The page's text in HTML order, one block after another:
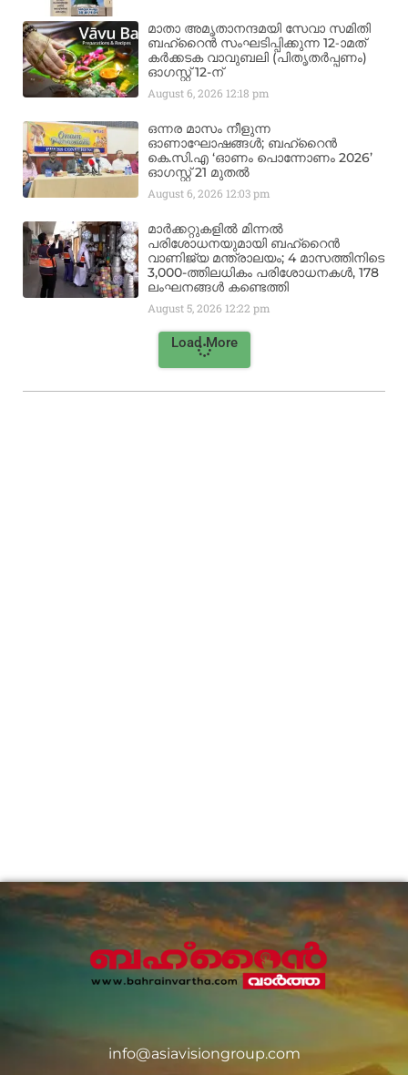
മാതാ അമൃതാനന്ദമയി സേവാ സമിതി
ബഹ്‌റൈൻ സംഘടിപ്പിക്കുന്ന 12-ാമത്
കർക്കടക വാവുബലി (പിതൃതർപ്പണം)
ഓഗസ്റ്റ് 12-ന്
August 6, 2026 12:18 pm
ഒന്നര മാസം നീളുന്ന
ഓണാഘോഷങ്ങൾ; ബഹ്‌റൈൻ
കെ.സി.എ ‘ഓണം പൊന്നോണം 2026’
ഓഗസ്റ്റ് 21 മുതൽ
August 6, 2026 12:03 pm
മാർക്കറ്റുകളിൽ മിന്നൽ
പരിശോധനയുമായി ബഹ്‌റൈൻ
വാണിജ്യ മന്ത്രാലയം; 4 മാസത്തിനിടെ
3,000-ത്തിലധികം പരിശോധനകൾ, 178
ലംഘനങ്ങൾ കണ്ടെത്തി
August 5, 2026 12:22 pm
Load More
info@asiavisiongroup.com